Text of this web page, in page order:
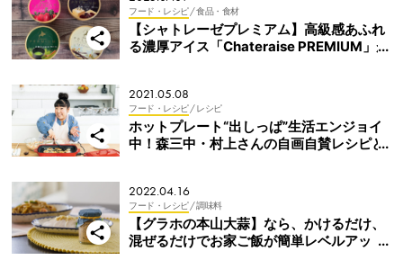
フード・レシピ/ 食品・食材
【シャトレーゼプレミアム】高級感あふれ
る濃厚アイス「Chateraise PREMIUM」が
2021.05.08
フード・レシピ/ レシピ
ホットプレート“出しっぱ”生活エンジョイ
中！森三中・村上さんの自画自賛レシピと
2022.04.16
フード・レシピ/ 調味料
【グラホの本山大蒜】なら、かけるだけ、
混ぜるだけでお家ご飯が簡単レベルアッ